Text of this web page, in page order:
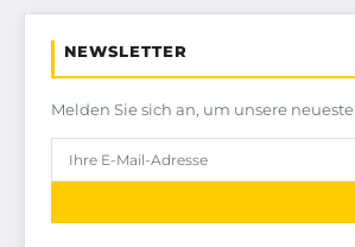
NEWSLETTER
Melden Sie sich an, um unsere